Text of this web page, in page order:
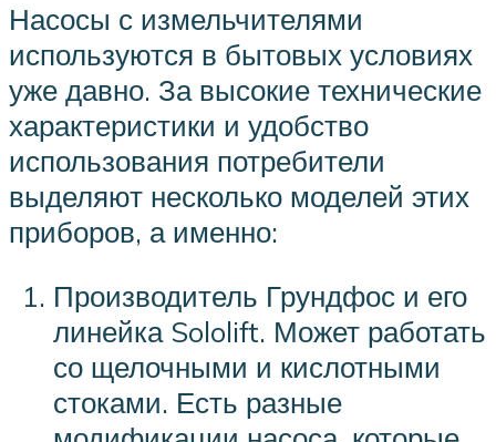
Насосы с измельчителями
используются в бытовых условиях
уже давно. За высокие технические
характеристики и удобство
использования потребители
выделяют несколько моделей этих
приборов, а именно:
Производитель Грундфос и его
линейка Sololift. Может работать
со щелочными и кислотными
стоками. Есть разные